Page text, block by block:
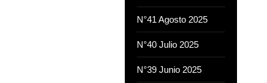
N°41 Agosto 2025
N°40 Julio 2025
N°39 Junio 2025